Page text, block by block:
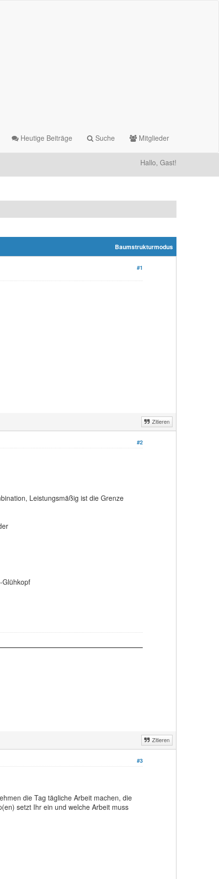
Heutige Beiträge Suche Mitglieder
Hallo, Gast!
Baumstrukturmodus
#1
Zitieren
#2
Leistungsmäßig ist die Grenze
Glühkopf
Zitieren
#3
die Tag tägliche Arbeit machen, die
setzt Ihr ein und welche Arbeit muss